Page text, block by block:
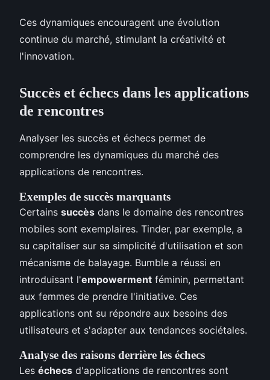
Ces dynamiques encouragent une évolution
continue du marché, stimulant la créativité et
l'innovation.
Succès et échecs dans les applications
de rencontres
Analyser les succès et échecs permet de
comprendre les dynamiques du marché des
applications de rencontres.
Exemples de succès marquants
Certains succès dans le domaine des rencontres
mobiles sont exemplaires. Tinder, par exemple, a
su capitaliser sur sa simplicité d'utilisation et son
mécanisme de balayage. Bumble a réussi en
introduisant l'empowerment féminin, permettant
aux femmes de prendre l'initiative. Ces
applications ont su répondre aux besoins des
utilisateurs et s'adapter aux tendances sociétales.
Analyse des raisons derrière les échecs
Les échecs d'applications de rencontres sont